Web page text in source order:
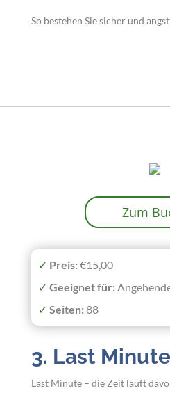
So bestehen Sie sicher und
Zum
✓ Preis: €15,00
✓ Geeignetfür:
✓ Seiten: 88
3. Last
Last Minute – die Zeit läuft